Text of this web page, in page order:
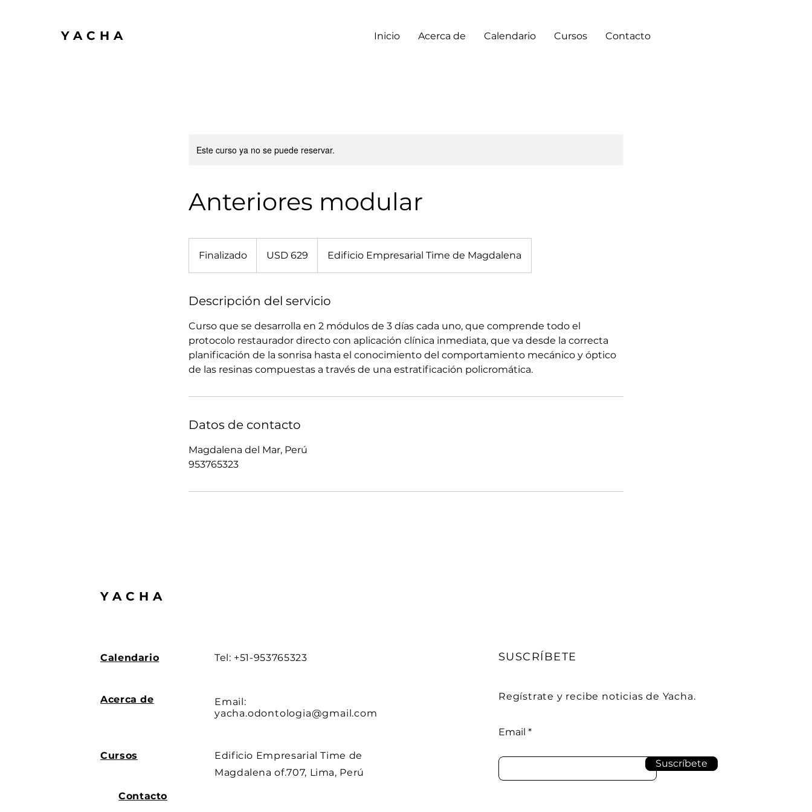
YACHA Inicio Acerca de Calendario Cursos Contacto
Este curso ya no se puede reservar.
Anteriores modular
Finalizado
i
a
i
z
a
d
estadounidenses
USD 629 Edificio Empresarial Time de Magdalena
Descripción del servicio
Curso que se desarrolla en 2 módulos de 3 días cada uno, que comprende todo el
protocolo restaurador directo con aplicación clínica inmediata, que va desde la correcta
planificación de la sonrisa hasta el conocimiento del comportamiento mecánico y óptico
de las resinas compuestas a través de una estratificación policromática.
Datos de contacto
Magdalena del Mar, Perú
953765323
YACHA
Calendario
Acerca de
Cursos
Tel: +51-953765323
Email:
yacha.odontologia@gmail.com
Edificio Empresarial Time de
Magdalena of.707, Lima, Perú
SUSCRÍBETE
Regístrate y recibe noticias de Yacha.
Email
Suscríbete
Contacto